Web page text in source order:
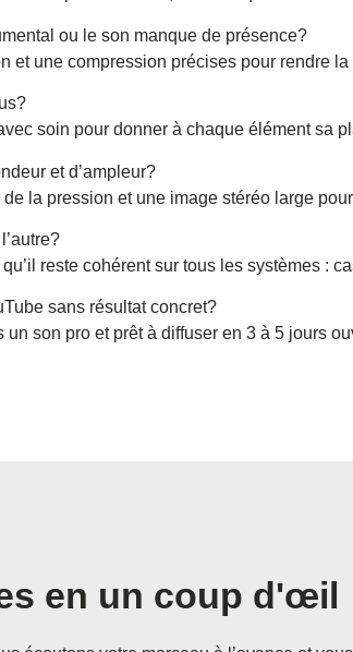
ou le son manque de présence?
et une compression précises pour rendre
soin pour donner à chaque élément sa
et d’ampleur?
la pression et une image stéréo large
reste cohérent sur tous les systèmes :
sans résultat concret?
son pro et prêt à diffuser en 3 à 5 jours
en un coup d'œil